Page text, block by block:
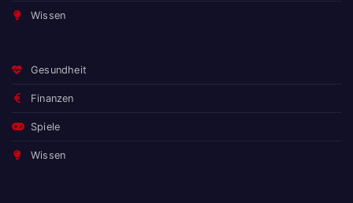
Wissen
Gesundheit
Finanzen
Spiele
Wissen